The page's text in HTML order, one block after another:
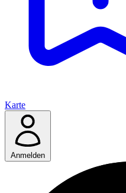
Karte
Anmelden